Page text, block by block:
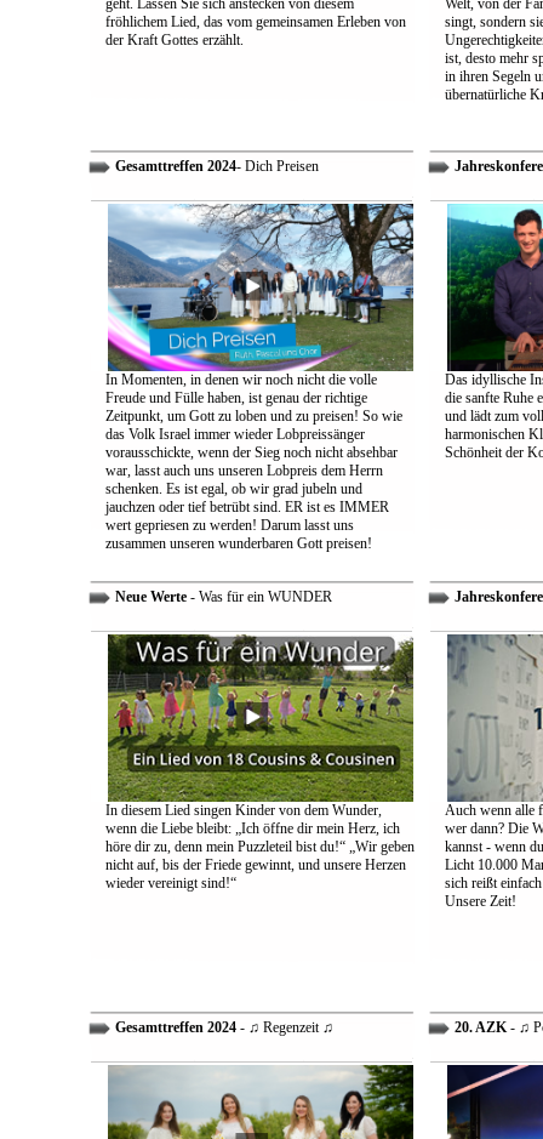
geht. Lassen Sie sich anstecken von diesem
fröhlichem Lied, das vom gemeinsamen Erleben von
der Kraft Gottes erzählt.
Welt, von der
singt, sondern
ist, desto mehr
in ihren Segeln
übernatürliche
Gesamttreffen 2024- Dich Preisen
In Momenten, in denen wir noch nicht die volle
Freude und Fülle haben, ist genau der richtige
Zeitpunkt, um Gott zu loben und zu preisen! So wie
das Volk Israel immer wieder Lobpreissänger
vorausschickte, wenn der Sieg noch nicht absehbar
war, lasst auch uns unseren Lobpreis dem Herrn
schenken. Es ist egal, ob wir grad jubeln und
jauchzen oder tief betrübt sind. ER ist es IMMER
wert gepriesen zu werden! Darum lasst uns
zusammen unseren wunderbaren Gott preisen!
Das idyllische
die sanfte Ruhe
und lädt zum
harmonischen
Schönheit der
Neue Werte- Was für ein WUNDER
In diesem Lied singen Kinder von dem Wunder,
wenn die Liebe bleibt: „Ich öffne dir mein Herz, ich
höre dir zu, denn mein Puzzleteil bist du!“ „Wir geben
nicht auf, bis der Friede gewinnt, und unsere Herzen
wieder vereinigt sind!“
Auch wenn alle
wer dann? Die
kannst - wenn
Licht 10.000
sich reißt
Unsere Zeit!
Gesamttreffen 2024- ♫ Regenzeit ♫ 20. AZK- ♫